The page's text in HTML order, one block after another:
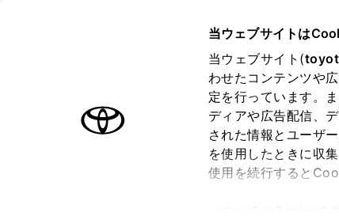
当ウェブサイトは
当ウェブサイト(
わせたコンテンツや
定を行っています。
ディアや広告配信、
された情報とユーザ
を使用したときに収
使用を続行すると
オーナーサポート トピックス
店舗トップ